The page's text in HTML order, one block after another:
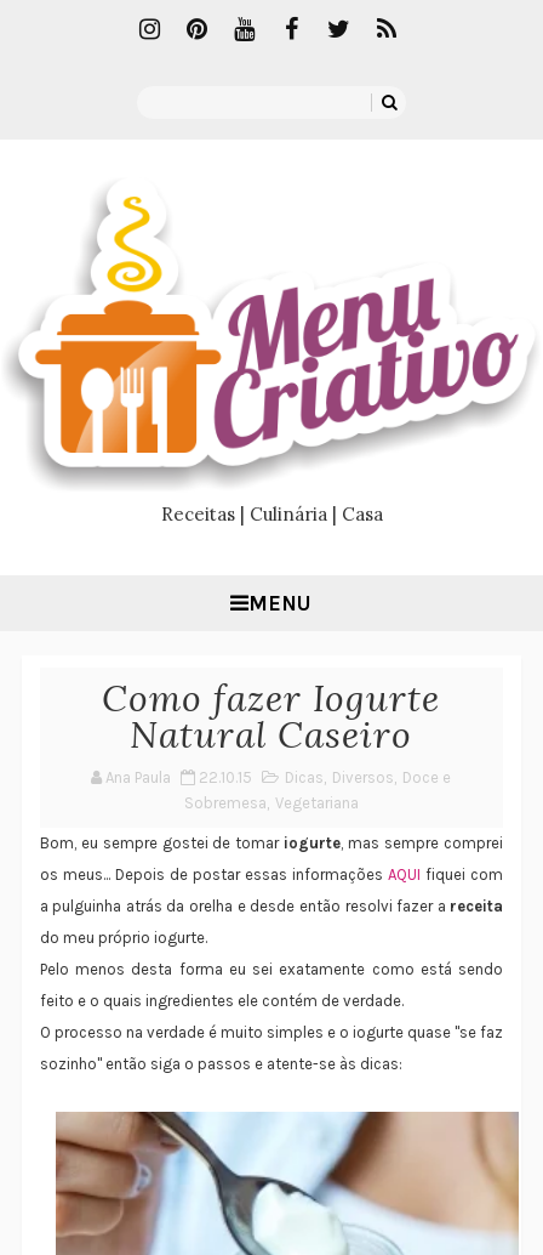
Receitas | Culinária | Casa
MENU
Como fazer Iogurte
Natural Caseiro
Ana Paula 22.10.15 Dicas, Diversos, Doce e
Sobremesa, Vegetariana
Bom, eu sempre gostei de tomar iogurte, mas sempre comprei
os meus... Depois de postar essas informaçõesAQUI fiquei com
a pulguinha atrás da orelha e desde então resolvi fazer a receita
do meu próprio iogurte.
Pelo menos desta forma eu sei exatamente como está sendo
feito e o quais ingredientes ele contém de verdade.
O processo na verdade é muito simples e o iogurte quase "se faz
sozinho" então siga o passos e atente-se às dicas: